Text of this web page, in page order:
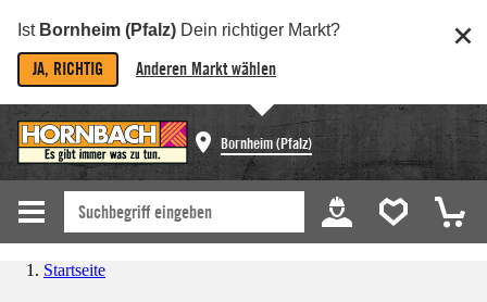
Ist Bornheim (Pfalz) Dein richtiger Markt?
JA, RICHTIG Anderen Markt wählen
Bornheim (Pfalz)
Startseite